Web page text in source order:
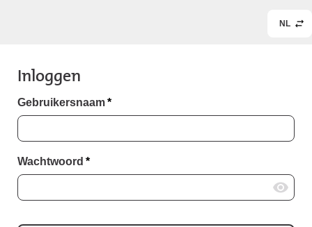
NL
Inloggen
Gebruikersnaam*
Wachtwoord *